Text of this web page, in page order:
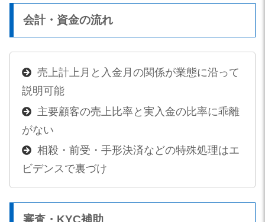
会計・資金の流れ
売上計上月と入金月の関係が業態に沿って
説明可能
主要顧客の売上比率と実入金の比率に乖離
がない
相殺・前受・手形決済などの特殊処理はエ
ビデンスで裏づけ
審査・KYC補助